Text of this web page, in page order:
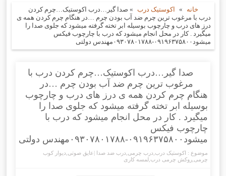
خانه » اکوستیک درب » صدا گیر…درب اکوستیک…چرم کردن
درب با مرغوب ترین چرم ضد آب بودن چرم …در هنگام چرم کردن همه ی
درز های درب و چارچوب بوسیله ابر تخته گرفته میشود که جلوی صدا را
میگیرد . کار در محل انجام میشود که درب با چارچوب فیکس
میشود۰۹۱۹۶۳۷۵۸۰۰-۰۹۳۰۷۸۰۱۷۸۸مهندس دولتی
صدا گیر…درب اکوستیک…چرم کردن درب با
مرغوب ترین چرم ضد آب بودن چرم …در
هنگام چرم کردن همه ی درز های درب و چارچوب
بوسیله ابر تخته گرفته میشود که جلوی صدا را
میگیرد . کار در محل انجام میشود که درب با
چارچوب فیکس
میشود۰۹۱۹۶۳۷۵۸۰۰-۰۹۳۰۷۸۰۱۷۸۸مهندس دولتی
موضوع : اکوستیک درب درب چرمی درب ضد صدا |عایق صوتی دیوار کوب
چرمی ,روکش چرمی درب لمسه کاری